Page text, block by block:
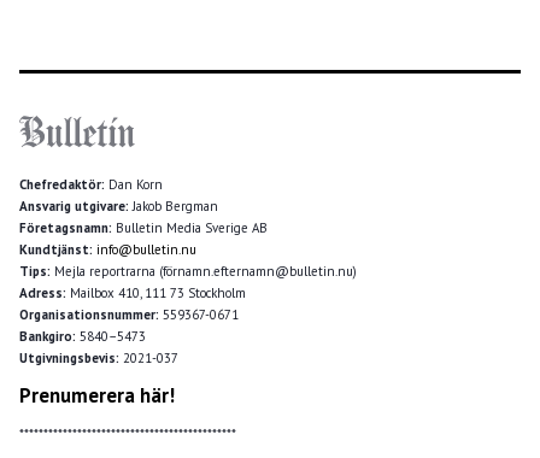
Chefredaktör: Dan Korn
Ansvarig utgivare: Jakob Bergman
Företagsnamn: Bulletin Media Sverige AB
Kundtjänst: info@bulletin.nu
Tips: Mejla reportrarna (förnamn.efternamn@bulletin.nu)
Adress: Mailbox 410, 111 73 Stockholm
Organisationsnummer: 559367-0671
Bankgiro: 5840–5473
Utgivningsbevis: 2021-037
Prenumerera här!
*********************************************